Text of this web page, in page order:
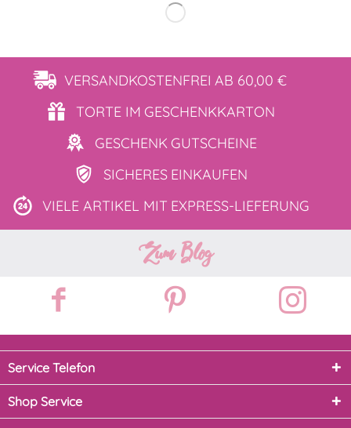
VERSANDKOSTENFREI AB 60,00 €
TORTE IM GESCHENKKARTON
GESCHENK GUTSCHEINE
SICHERES EINKAUFEN
VIELE ARTIKEL MIT EXPRESS-LIEFERUNG
Zum Blog
Service Telefon
Shop Service